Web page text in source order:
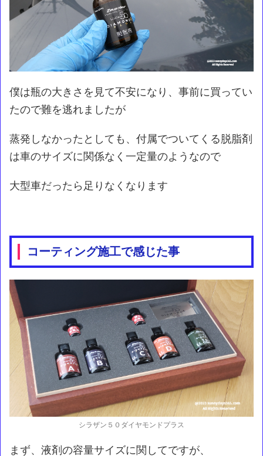
僕は瓶の大きさを見て不安になり、事前に買ってい
たので難を逃れましたが
蒸発しなかったとしても、付属でついてくる脱脂剤
は車のサイズに関係なく一定量のようなので
大型車だったら足りなくなります
コーティング施工で感じた事
シラザン５０ダイヤモンドプラス
まず、液剤の容量サイズに関してですが、